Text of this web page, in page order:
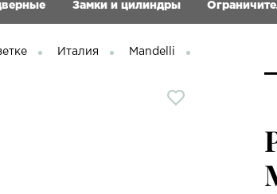
Замки и цилиндры
Италия Mandelli